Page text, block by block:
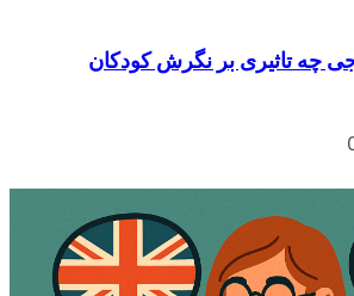
چه تاثیری بر نگرش کودکان